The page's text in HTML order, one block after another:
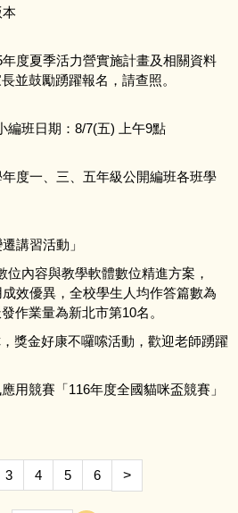
本
度夏季活力營實施計畫及相關資料
並鼓勵踴躍報名，請查照。
編班日期：8/7(五) 上午9點
年度一、三、五年級公開編班各班學
講習活動」
內容與教學軟體數位精進方案，
效優異，全校學生人均作答篇數為
作業量為新北市第10名。
獎金好康不囉嗦活動，歡迎老師踴躍
用競賽「116年度全國貓咪盃競賽」
3 4 5 6 >